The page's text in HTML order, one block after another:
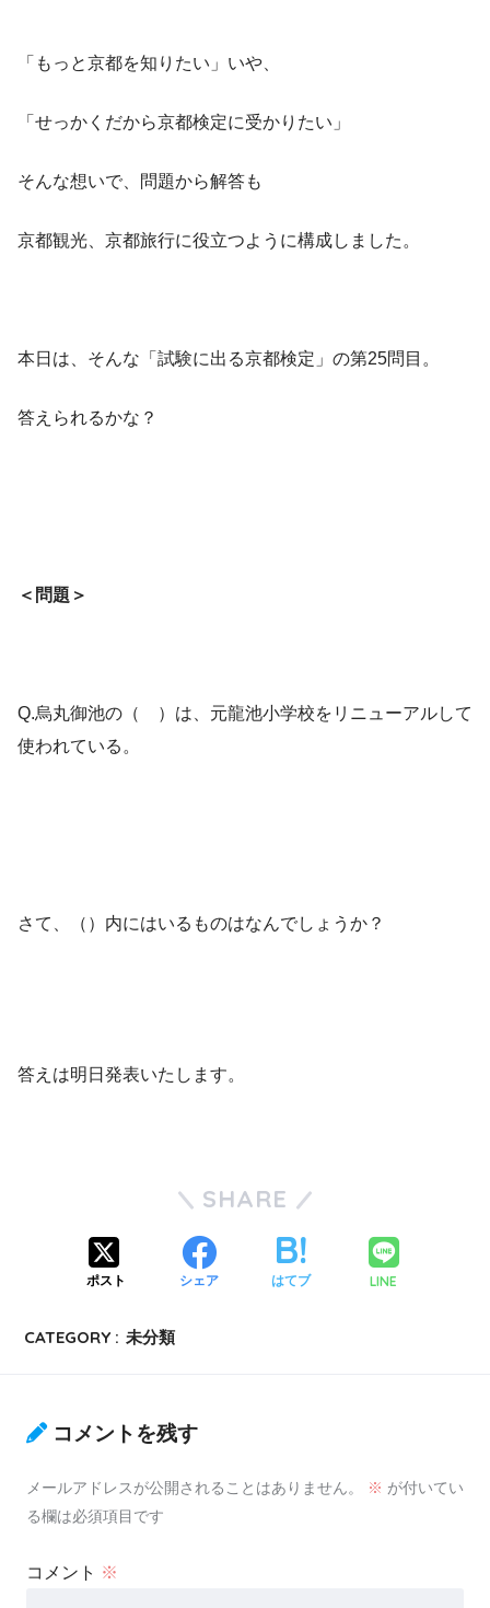
「もっと京都を知りたい」いや、
「せっかくだから京都検定に受かりたい」
そんな想いで、問題から解答も
京都観光、京都旅行に役立つように構成しました。
本日は、そんな「試験に出る京都検定」の第25問目。
答えられるかな？
＜問題＞
Q.烏丸御池の（ ）は、元龍池小学校をリニューアルして
使われている。
さて、（）内にはいるものはなんでしょうか？
答えは明日発表いたします。
SHARE
ポスト シェア はてブ LINE
CATEGORY : 未分類
コメントを残す
メールアドレスが公開されることはありません。 ※ が付いてい
る欄は必須項目です
コメント ※